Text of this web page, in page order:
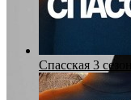
Спасская 3